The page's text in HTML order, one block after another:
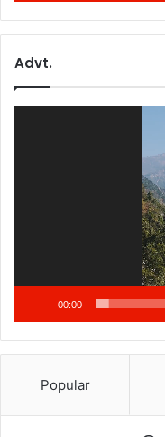
Advt.
00:00
Popular